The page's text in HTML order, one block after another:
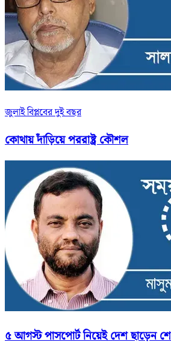
জুলাই বিপ্লবের দুই বছর
কোথায় দাঁড়িয়ে পররাষ্ট্র কৌশল
৫ আগস্ট পাসপোর্ট নিয়েই দেশ ছাড়েন